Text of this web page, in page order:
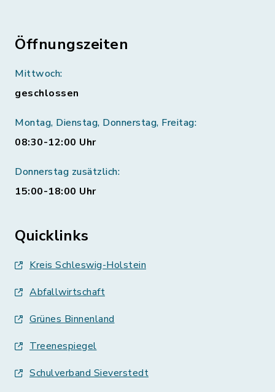
Öffnungszeiten
Mittwoch:
geschlossen
Montag, Dienstag, Donnerstag, Freitag:
08:30-12:00 Uhr
Donnerstag zusätzlich:
15:00-18:00 Uhr
Quicklinks
Kreis Schleswig-Holstein
Abfallwirtschaft
Grünes Binnenland
Treenespiegel
Schulverband Sieverstedt